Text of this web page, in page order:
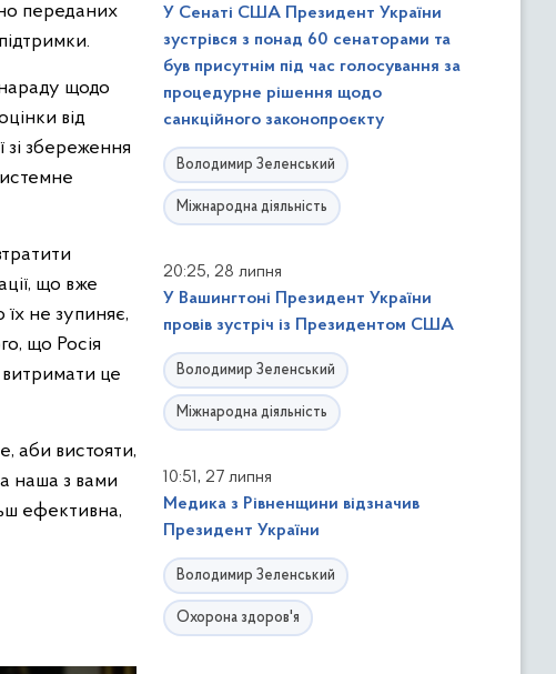
переданих
щодо
від
зі збереження
що вже
їх не зупиняє,
що Росія
витримати це
аби вистояти,
наша з вами
ефективна,
У Сенаті США Президент України
зустрівся з понад 60 сенаторами та
був присутнім під час голосування за
процедурне рішення щодо
санкційного законопроєкту
Володимир Зеленський
Міжнародна діяльність
20:25, 28 липня
У Вашингтоні Президент України
провів зустріч із Президентом США
Володимир Зеленський
Міжнародна діяльність
10:51, 27 липня
Медика з Рівненщини відзначив
Президент України
Володимир Зеленський
Охорона здоров'я